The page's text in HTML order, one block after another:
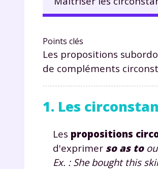
Points clés
Les propositions
de compléments
1. Les
Les propositions
d'exprimer so as toou
Ex. : She bought this